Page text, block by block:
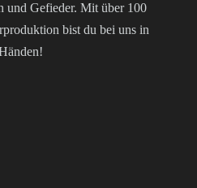
und Gefieder. Mit über 100
bist du bei uns in